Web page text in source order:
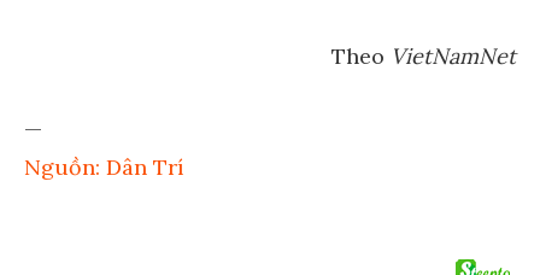
Theo VietNamNet
—
Nguồn: Dân Trí